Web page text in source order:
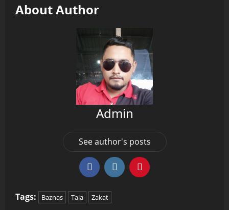
About Author
Admin
See author's posts
Tags: Baznas Tala Zakat